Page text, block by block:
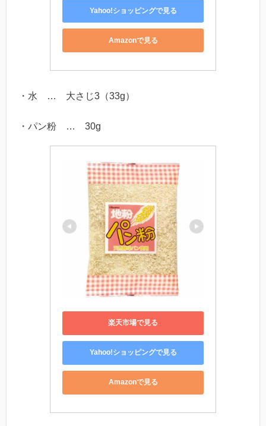
Yahoo!ショッピングで見る
Amazonで見る
・水 … 大さじ3（33g）
・パン粉 … 30g
楽天市場で見る
Yahoo!ショッピングで見る
Amazonで見る